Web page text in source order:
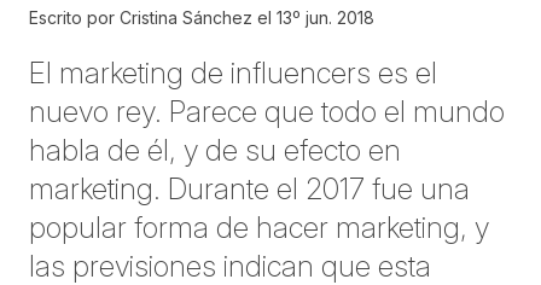
Escrito por Cristina Sánchez el 13º jun. 2018
El marketing de influencers es el
nuevo rey. Parece que todo el mundo
habla de él, y de su efecto en
marketing. Durante el 2017 fue una
popular forma de hacer marketing, y
las previsiones indican que esta